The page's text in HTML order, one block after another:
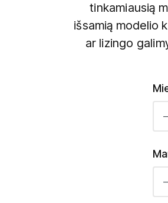
tinkamiausią
išsamią modelio
ar lizingo